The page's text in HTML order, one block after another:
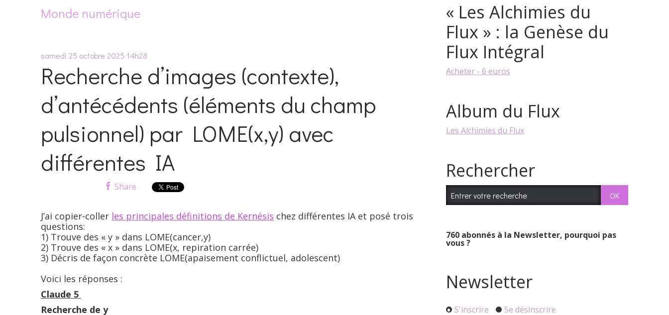
Monde numérique
samedi 25 octobre 2025 14h28
Recherche d’images (contexte),
d’antécédents (éléments du champ
pulsionnel) par LOME(x,y) avec
différentes IA
Share
J’ai copier-coller les principales définitions de Kernésis chez différentes IA et posé trois
questions:
1) Trouve des « y » dans LOME(cancer,y)
2) Trouve des « x » dans LOME(x, repiration carrée)
3) Décris de façon concrète LOME(apaisement conflictuel, adolescent)
Voici les réponses :
Claude 5
Recherche de y
« Les Alchimies du
Flux » : la Genèse du
Flux Intégral
Acheter - 6 euros
Album du Flux
Les Alchimies du Flux
Rechercher
760abonnés à la Newsletter, pourquoi pas
vous ?
Newsletter
S'inscrire Se désinscrire